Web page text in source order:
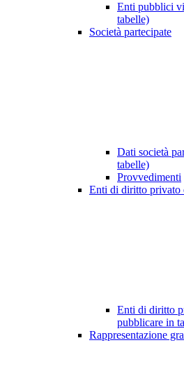
Enti pubblici
tabelle)
Società partecipate
Dati società
tabelle)
Provvedimenti
Enti di diritto privato
Enti di diritto
pubblicare in
Rappresentazione